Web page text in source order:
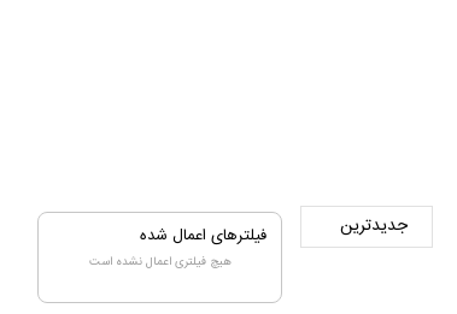
فیلترهای اعمال شده
هیچ فیلتری اعمال نشده است